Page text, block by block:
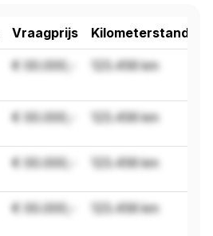
Vraagprijs Kilometerstand
€ 00.000,- 123.456 km
€ 00.000,- 123.456 km
€ 00.000,- 123.456 km
€ 00.000,- 123.456 km